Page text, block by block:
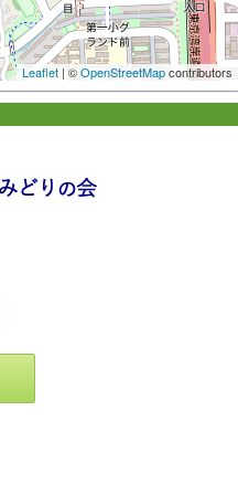
Leaflet | ©OpenStreetMapcontributors